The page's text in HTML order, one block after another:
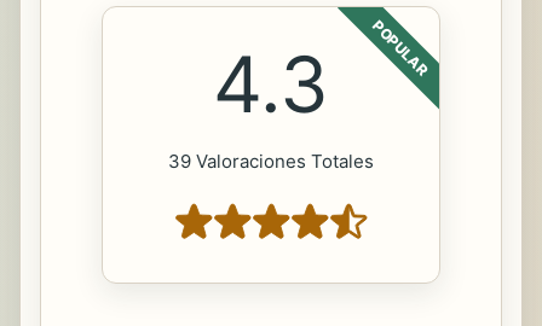
POPULAR
4.3
39 Valoraciones Totales